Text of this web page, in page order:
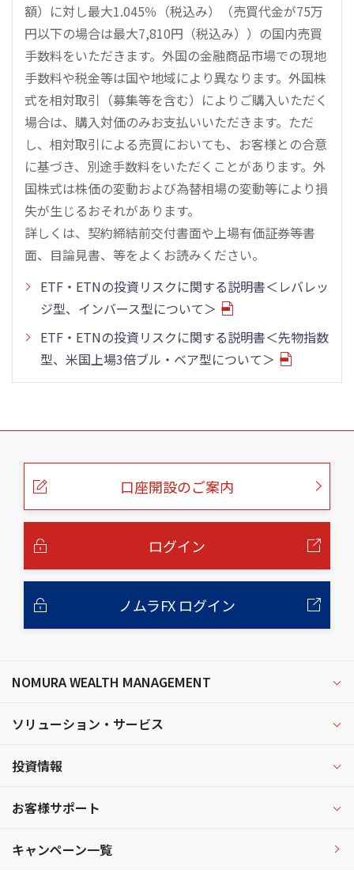
額）に対し最大1.045％（税込み）（売買代金が75万
円以下の場合は最大7,810円（税込み））の国内売買
手数料をいただきます。外国の金融商品市場での現地
手数料や税金等は国や地域により異なります。外国株
式を相対取引（募集等を含む）によりご購入いただく
場合は、購入対価のみお支払いいただきます。ただ
し、相対取引による売買においても、お客様との合意
に基づき、別途手数料をいただくことがあります。外
国株式は株価の変動および為替相場の変動等により損
失が生じるおそれがあります。
詳しくは、契約締結前交付書面や上場有価証券等書
面、目論見書、等をよくお読みください。
ETF・ETNの投資リスクに関する説明書＜レバレッ
ジ型、インバース型について＞
ETF・ETNの投資リスクに関する説明書＜先物指数
型、米国上場3倍ブル・ベア型について＞
こ
口座開設のご案内
ログイン
ノムラFX ログイン
NOMURA WEALTH MANAGEMENT
ソリューション・サービス
投資情報
お客様サポート
キャンペーン一覧